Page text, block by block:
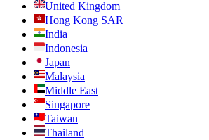
United Kingdom
Hong Kong SAR
India
Indonesia
Japan
Malaysia
Middle East
Singapore
Taiwan
Thailand